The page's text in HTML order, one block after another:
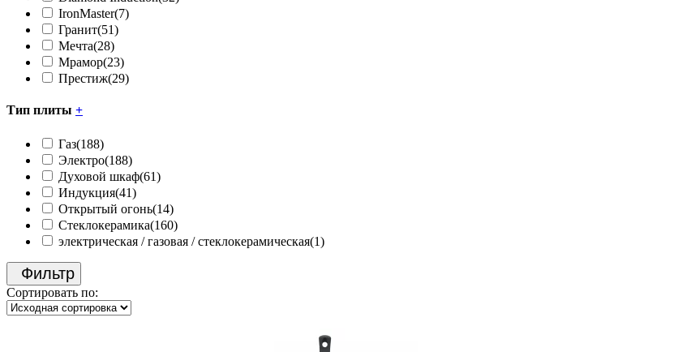
IronMaster(7)
Гранит(51)
Мечта(28)
Мрамор(23)
Престиж(29)
Тип плиты +
Газ(188)
Электро(188)
Духовой шкаф(61)
Индукция(41)
Открытый огонь(14)
Стеклокерамика(160)
электрическая / газовая / стеклокерамическая(1)
Фильтр
Сортировать по: